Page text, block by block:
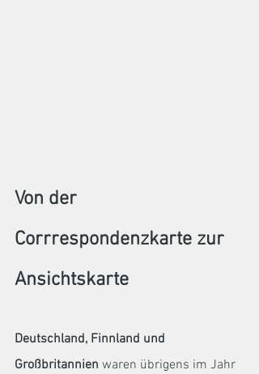
Von der
Corrrespondenzkarte zur
Ansichtskarte
Deutschland, Finnland und
Großbritannien waren übrigens im Jahr